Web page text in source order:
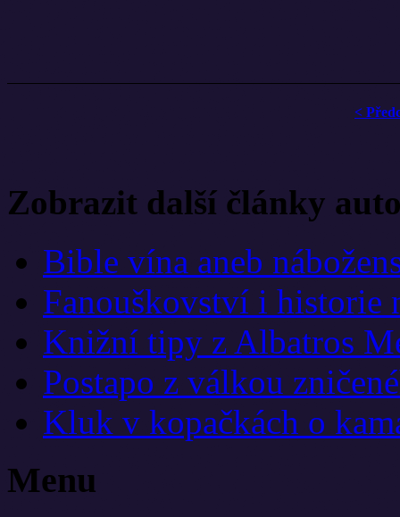
<
Zobrazit další články
Bible vína aneb
Fanouškovství i historie
Knižní tipy z Albatros
Postapo z válkou
Kluk v kopačkách o
Menu